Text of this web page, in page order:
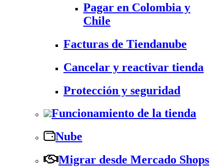
Pagar en Colombia y
Chile
Facturas de Tiendanube
Cancelar y reactivar tienda
Protección y seguridad
Funcionamiento de la tienda
Nube
Migrar desde Mercado Shops